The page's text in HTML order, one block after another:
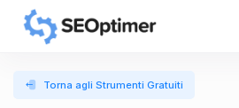
Torna agli Strumenti Gratuiti